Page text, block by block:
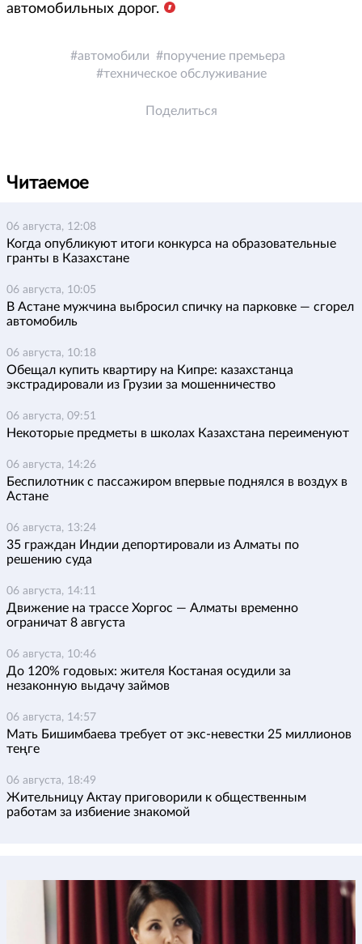
автомобильных дорог.
автомобили
поручение премьера
техническое обслуживание
Поделиться
Читаемое
06 августа, 12:08
Когда опубликуют итоги конкурса на образовательные
гранты в Казахстане
06 августа, 10:05
В Астане мужчина выбросил спичку на парковке — сгорел
автомобиль
06 августа, 10:18
Обещал купить квартиру на Кипре: казахстанца
экстрадировали из Грузии за мошенничество
06 августа, 09:51
Некоторые предметы в школах Казахстана переименуют
06 августа, 14:26
Беспилотник с пассажиром впервые поднялся в воздух в
Астане
06 августа, 13:24
35 граждан Индии депортировали из Алматы по
решению суда
06 августа, 14:11
Движение на трассе Хоргос — Алматы временно
ограничат 8 августа
06 августа, 10:46
До 120% годовых: жителя Костаная осудили за
незаконную выдачу займов
06 августа, 14:57
Мать Бишимбаева требует от экс-невестки 25 миллионов
теңге
06 августа, 18:49
Жительницу Актау приговорили к общественным
работам за избиение знакомой